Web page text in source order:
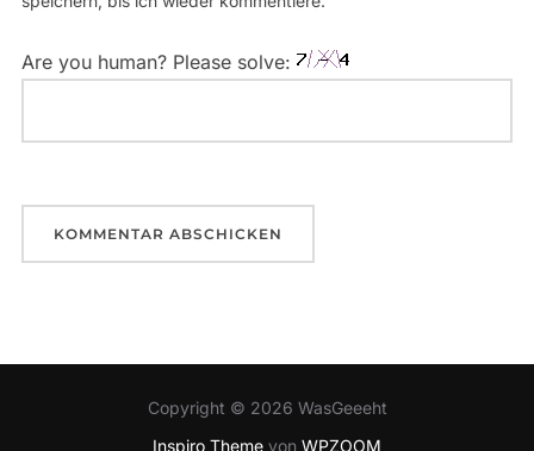
Are you human? Please solve:
Copyright © 2026 WasGeeeht
Inspiro Theme von WPZOOM